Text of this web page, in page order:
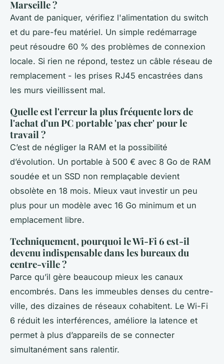
Marseille ?
Avant de paniquer, vérifiez l'alimentation du switch
et du pare-feu matériel. Un simple redémarrage
peut résoudre 60 % des problèmes de connexion
locale. Si rien ne répond, testez un câble réseau de
remplacement - les prises RJ45 encastrées dans
les murs vieillissent mal.
Quelle est l'erreur la plus fréquente lors de
l'achat d'un PC portable 'pas cher' pour le
travail ?
C’est de négliger la RAM et la possibilité
d’évolution. Un portable à 500 € avec 8 Go de RAM
soudée et un SSD non remplaçable devient
obsolète en 18 mois. Mieux vaut investir un peu
plus pour un modèle avec 16 Go minimum et un
emplacement libre.
Techniquement, pourquoi le Wi-Fi 6 est-il
devenu indispensable dans les bureaux du
centre-ville ?
Parce qu’il gère beaucoup mieux les canaux
encombrés. Dans les immeubles denses du centre-
ville, des dizaines de réseaux cohabitent. Le Wi-Fi
6 réduit les interférences, améliore la latence et
permet à plus d’appareils de se connecter
simultanément sans ralentir.